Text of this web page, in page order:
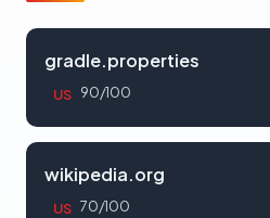
gradle.properties
US 90/100
wikipedia.org
US 70/100